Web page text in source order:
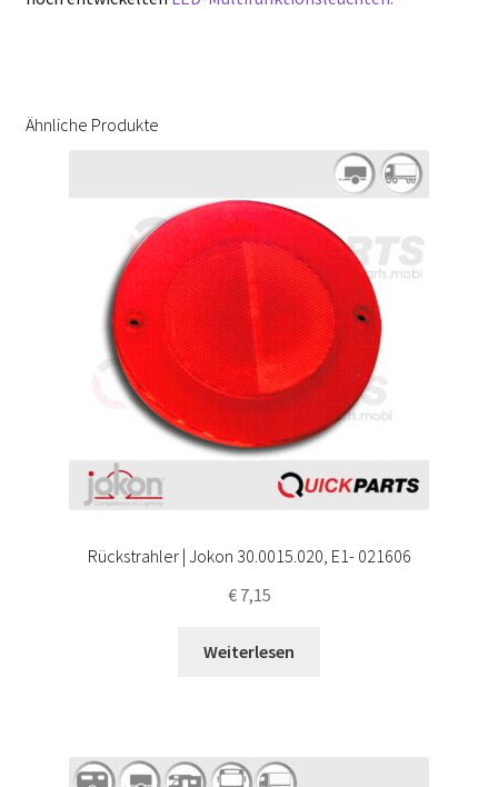
Ähnliche Produkte
Rückstrahler | Jokon 30.0015.020, E1- 021606
€7,15
Weiterlesen